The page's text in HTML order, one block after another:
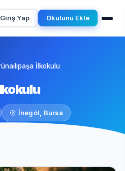
Giriş Yap Okulunu Ekle
İlkokulu
İnegöl, Bursa